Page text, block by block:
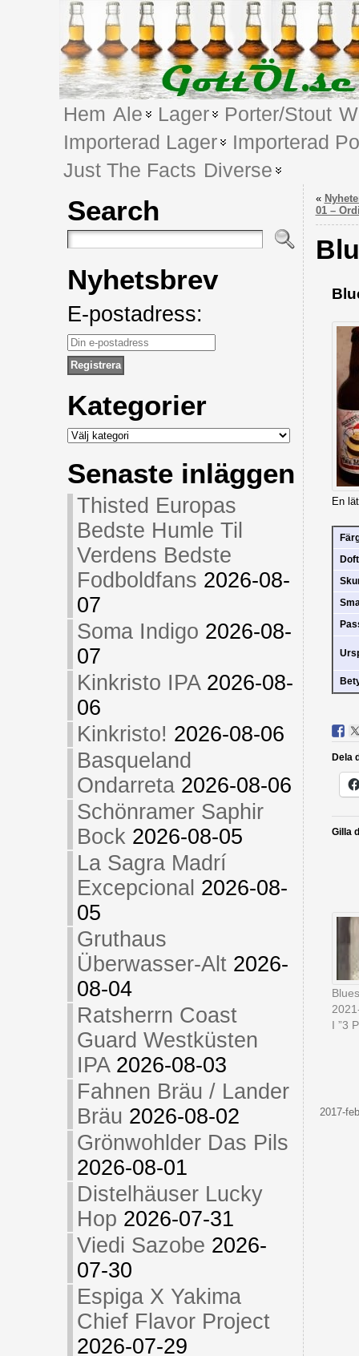
Hem Ale Lager Porter/Stout
Importerad Lager
Importerad
Just The Facts Diverse
Search
Nyhetsbrev
E-postadress:
Kategorier
Kategorier
Senaste inläggen
Thisted Europas
Bedste Humle Til
Verdens Bedste
Fodboldfans 2026-08-
07
Soma Indigo 2026-08-
07
Kinkristo IPA 2026-08-
06
Kinkristo! 2026-08-06
Basqueland
Ondarreta 2026-08-06
Schönramer Saphir
Bock 2026-08-05
La Sagra Madrí
Excepcional 2026-08-
05
Gruthaus
Überwasser-Alt 2026-
08-04
Ratsherrn Coast
Guard Westküsten
IPA 2026-08-03
Fahnen Bräu / Lander
Bräu 2026-08-02
Grönwohlder Das Pils
2026-08-01
Distelhäuser Lucky
Hop 2026-07-31
Viedi Sazobe 2026-
07-30
Espiga X Yakima
Chief Flavor Project
2026-07-29
«
01 –
En
Doft
Dela
Gilla
I ”3
2017-